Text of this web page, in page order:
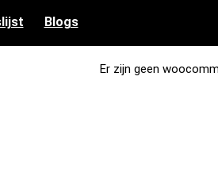
Blogs
Er zijn geen